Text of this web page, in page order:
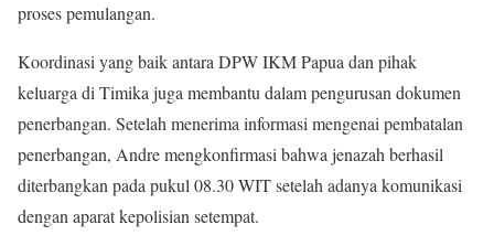
proses pemulangan.
Koordinasi yang baik antara DPW IKM Papua dan pihak
keluarga di Timika juga membantu dalam pengurusan dokumen
penerbangan. Setelah menerima informasi mengenai pembatalan
penerbangan, Andre mengkonfirmasi bahwa jenazah berhasil
diterbangkan pada pukul 08.30 WIT setelah adanya komunikasi
dengan aparat kepolisian setempat.